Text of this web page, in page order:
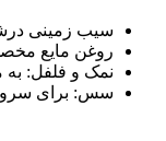
سیب زمینی درشت: ۱
روغن مایع
نمک و فلفل: به
سس: برای سرو